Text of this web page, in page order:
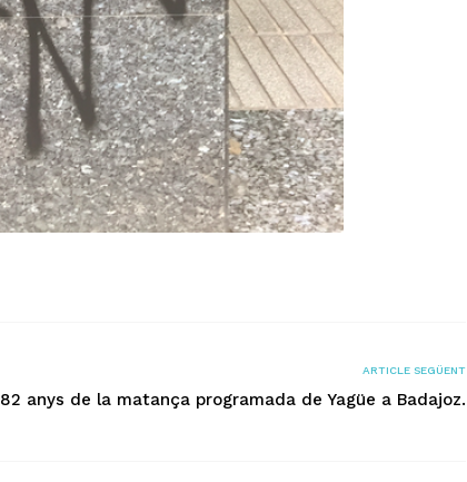
ARTICLE SEGÜENT
82 anys de la matança programada de Yagüe a Badajoz.